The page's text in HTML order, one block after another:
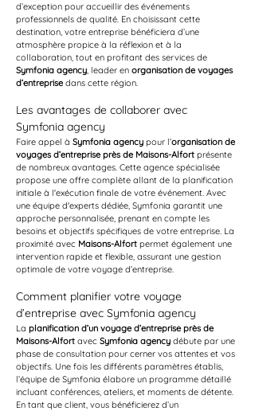
d’exception pour accueillir des événements
professionnels de qualité. En choisissant cette
destination, votre entreprise bénéficiera d’une
atmosphère propice à la réflexion et à la
collaboration, tout en profitant des services de
Symfonia agency, leader en organisation de voyages
d’entreprise dans cette région.
Les avantages de collaborer avec
Symfonia agency
Faire appel à Symfonia agency pour l’organisation de
voyages d’entreprise près de Maisons-Alfort présente
de nombreux avantages. Cette agence spécialisée
propose une offre complète allant de la planification
initiale à l'exécution finale de votre événement. Avec
une équipe d'experts dédiée, Symfonia garantit une
approche personnalisée, prenant en compte les
besoins et objectifs spécifiques de votre entreprise. La
proximité avec Maisons-Alfort permet également une
intervention rapide et flexible, assurant une gestion
optimale de votre voyage d’entreprise.
Comment planifier votre voyage
d’entreprise avec Symfonia agency
La planification d’un voyage d’entreprise près de
Maisons-Alfort avec Symfonia agency débute par une
phase de consultation pour cerner vos attentes et vos
objectifs. Une fois les différents paramètres établis,
l’équipe de Symfonia élabore un programme détaillé
incluant conférences, ateliers, et moments de détente.
En tant que client, vous bénéficierez d’un